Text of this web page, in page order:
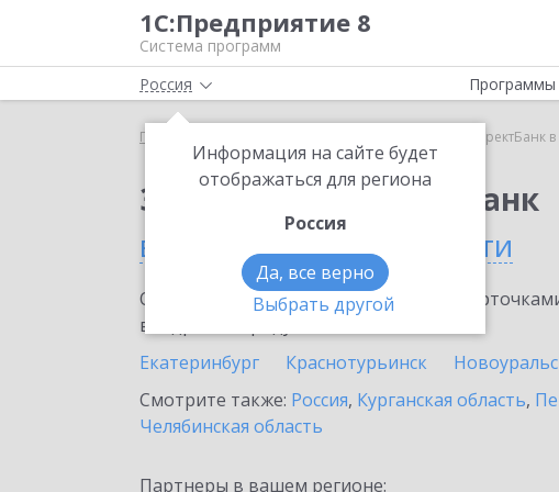
1С:Предприятие 8
Система программ
Россия
Информация на сайте будет
отображаться для региона
Россия
Да, все верно
Выбрать другой
Программы
Главная 1С:ДиректБанк
Заказать 1С:ДиректБанк
в Свердловской области
Ознакомьтесь с информационными
внедрение продукта.
Екатеринбург
Краснотурьинск
Смотрите также: Россия, Курганская область,
Челябинская область
Партнеры в вашем регионе: